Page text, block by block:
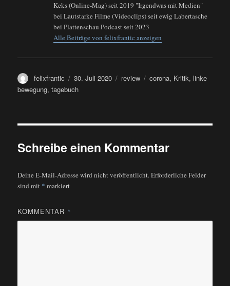
Keks (Online-Mag) seit 2019 "Irgendwas mit Medien"
bei Lautstarke Filme (Videoclips) seit ewig Labertasche
bei Plattenschau Podcast seit 2023
Alle Beiträge von felixfrantic anzeigen
Autor
felixfrantic
Veröffentlicht
am
30. Juli 2020 Kategorien
review Schlagwörter
corona, Kritik, linke
bewegung,tagebuch
Schreibe einen Kommentar
Deine E-Mail-Adresse wird nicht veröffentlicht.Erforderliche Felder
sind mit * markiert
KOMMENTAR *